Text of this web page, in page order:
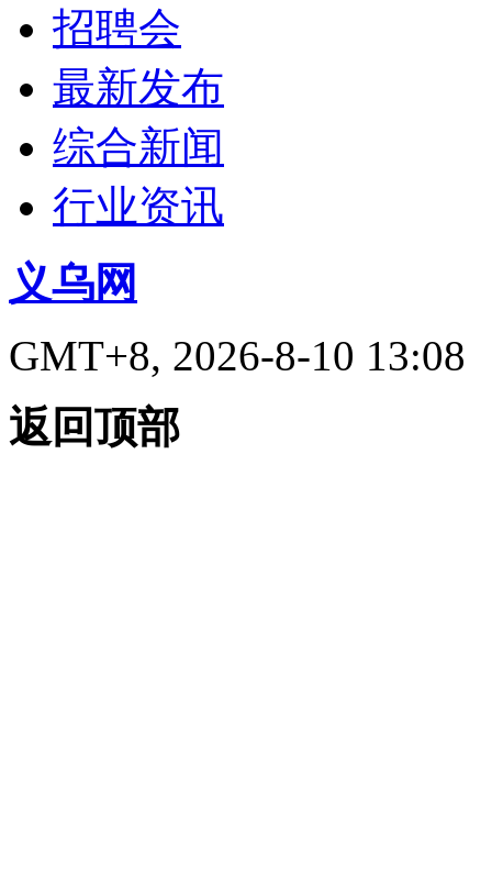
招聘会
最新发布
综合新闻
行业资讯
义乌网
GMT+8, 2026-8-10 13:08
返回顶部